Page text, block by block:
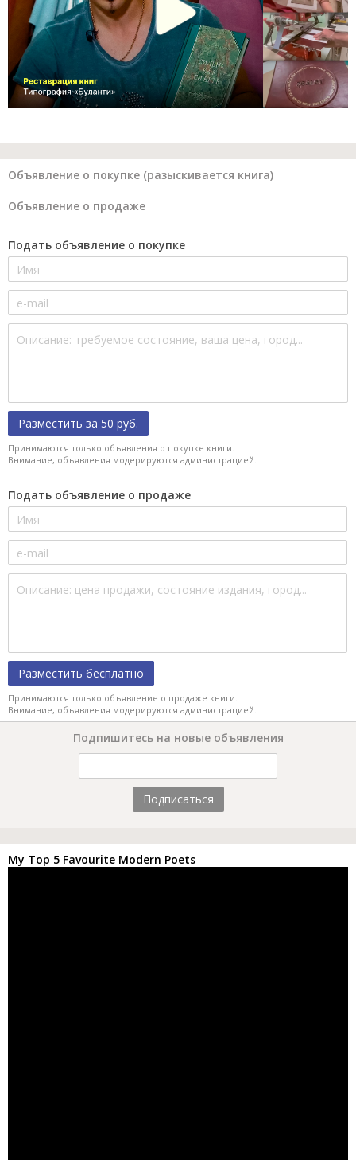
Объявление о покупке (разыскивается книга)
Объявление о продаже
Подать объявление о покупке
Разместить за 50 руб.
Принимаются только объявления о покупке книги.
Внимание, объявления модерируются администрацией.
Подать объявление о продаже
Разместить бесплатно
Принимаются только объявление о продаже книги.
Внимание, объявления модерируются администрацией.
Подпишитесь на новые объявления
Подписаться
My Top 5 Favourite Modern Poets